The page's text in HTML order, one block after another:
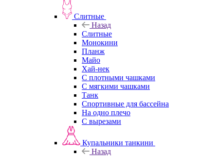
Слитные
Назад
Слитные
Монокини
Планж
Майо
Хай-нек
С плотными чашками
С мягкими чашками
Танк
Спортивные для бассейна
На одно плечо
С вырезами
Купальники танкини
Назад